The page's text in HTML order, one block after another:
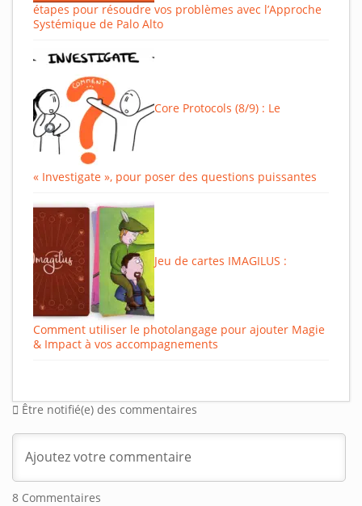
étapes pour résoudre vos problèmes avec l’Approche
Systémique de Palo Alto
Core Protocols (8/9) : Le
« Investigate », pour poser des questions puissantes
Jeu de cartes IMAGILUS :
Comment utiliser le photolangage pour ajouter Magie
& Impact à vos accompagnements
Être notifié(e) des commentaires
8 Commentaires